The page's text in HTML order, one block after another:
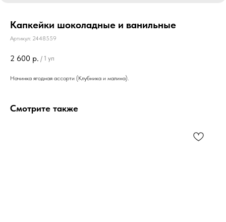
Капкейки шоколадные и ванильные
Артикул: 2448559
2 600 р. / 1 уп
Начинка ягодная ассорти (Клубника и малина).
Смотрите также